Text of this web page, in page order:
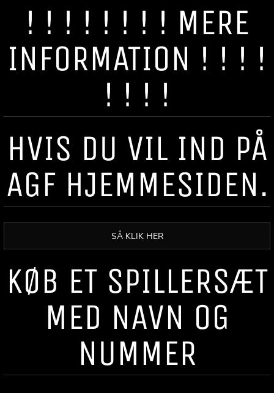
! ! ! ! ! ! ! ! MERE
INFORMATION ! ! ! !
! ! ! !
HVIS DU VIL IND PÅ
AGF HJEMMESIDEN.
SÅ KLIK HER
KØB ET SPILLERSÆT
MED NAVN OG
NUMMER